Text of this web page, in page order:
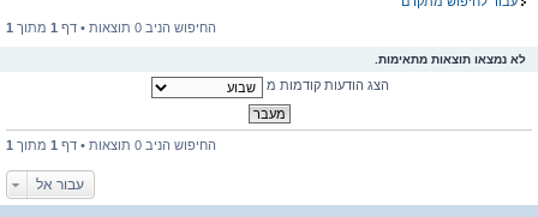
החיפוש הניב 0 תוצאות • דף
1 מתוך 1
לא נמצאו תוצאות מתאימות.
הצג הודעות קודמות מ
החיפוש הניב 0 תוצאות • דף 1 מתוך 1
עבור אל